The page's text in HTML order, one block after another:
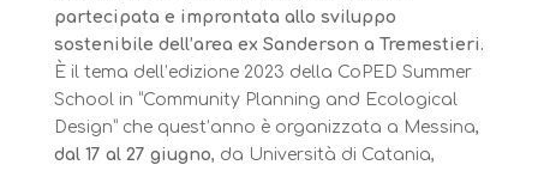
partecipata e improntata allo sviluppo
sostenibile dell’area ex Sanderson a Tremestieri.
È il tema dell’edizione 2023 della CoPED Summer
School in “Community Planning and Ecological
Design” che quest’anno è organizzata a Messina,
dal 17 al 27 giugno, da Università di Catania,